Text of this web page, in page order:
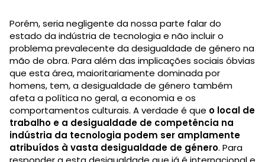
Porém, seria negligente da nossa parte falar do
estado da indústria de tecnologia e não incluir o
problema prevalecente da desigualdade de género na
mão de obra. Para além das implicações sociais óbvias
que esta área, maioritariamente dominada por
homens, tem, a desigualdade de género também
afeta a política no geral, a economia e os
comportamentos culturais. A verdade é que o local de
trabalho e a desigualdade de competência na
indústria da tecnologia podem ser amplamente
atribuídos à vasta desigualdade de género. Para